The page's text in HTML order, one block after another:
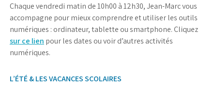
Chaque vendredi matin de 10h00 à 12h30, Jean-Marc vous
accompagne pour mieux comprendre et utiliser les outils
numériques : ordinateur, tablette ou smartphone. Cliquez
sur ce lien pour les dates ou voir d’autres activités
numériques.
L’ÉTÉ & LES VACANCES SCOLAIRES